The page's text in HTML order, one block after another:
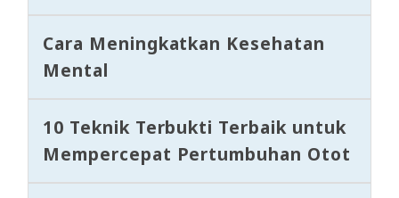
Cara Meningkatkan Kesehatan
Mental
10 Teknik Terbukti Terbaik untuk
Mempercepat Pertumbuhan Otot